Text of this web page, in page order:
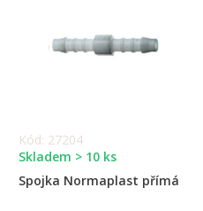
Kód: 27204
Skladem > 10 ks
Spojka Normaplast přímá